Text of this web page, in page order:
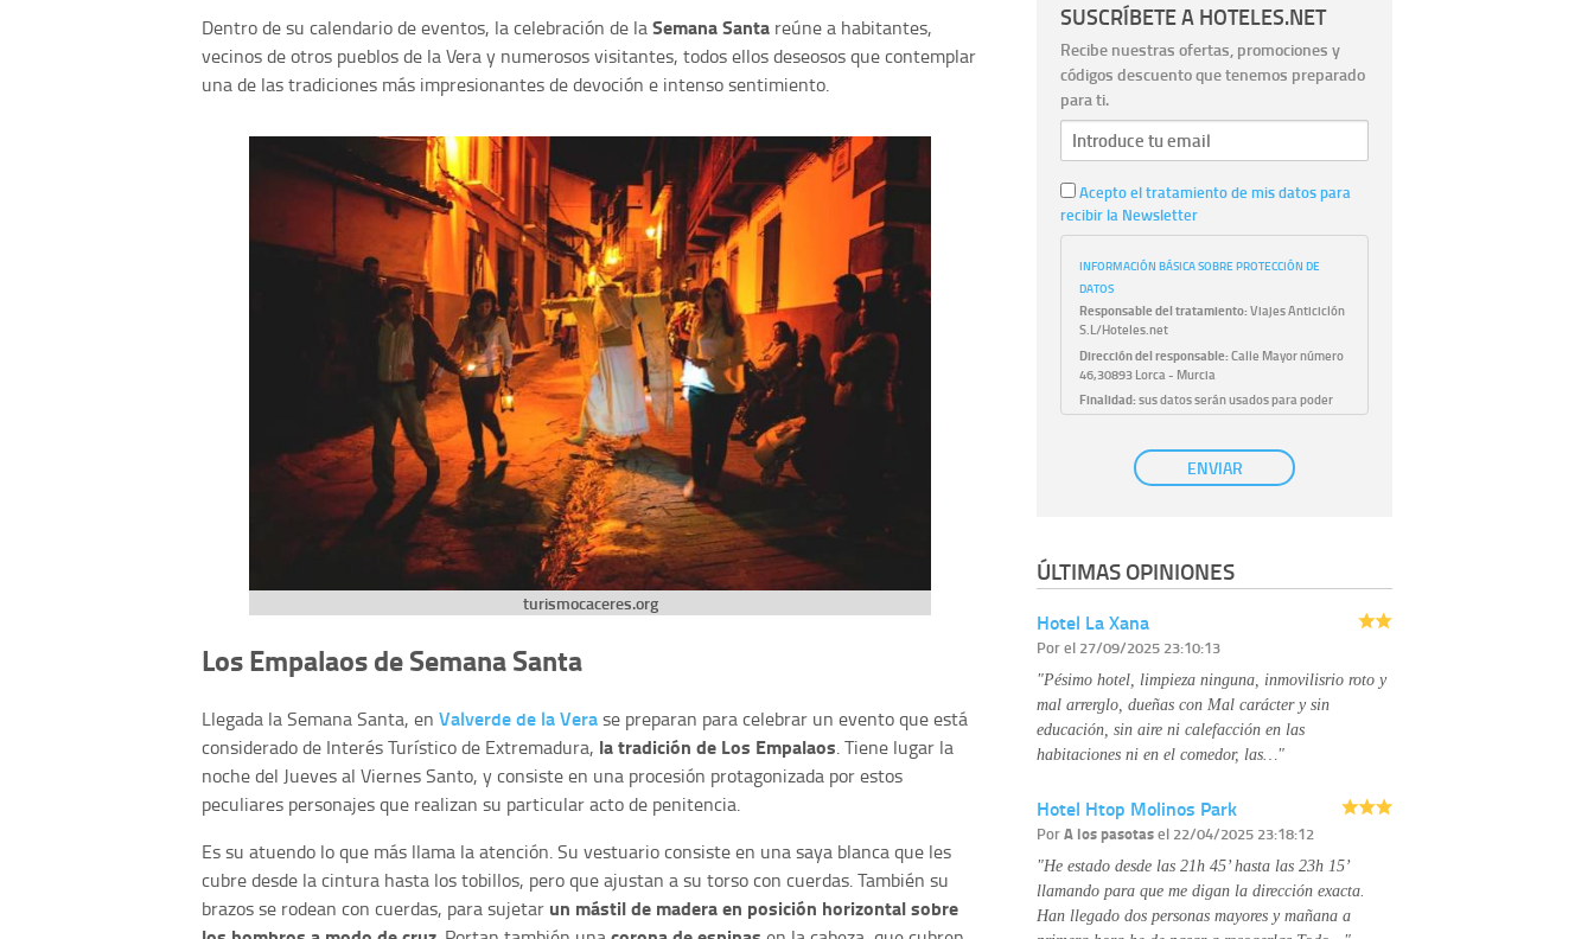
Dentro de su calendario de eventos, la celebración de laSemana Santa reúne a habitantes,
vecinos de otros pueblos de la Vera y numerosos visitantes, todos ellos deseosos que contemplar
una de las tradiciones más impresionantes de devoción e intenso sentimiento.
turismocaceres.org
Los Empalaos de Semana Santa
Llegada la Semana Santa, en Valverde de la Verase preparan para celebrar un evento que está
considerado de Interés Turístico de Extremadura, la tradición de Los Empalaos. Tiene lugar la
noche del Jueves al Viernes Santo, y consiste en una procesión protagonizada por estos
peculiares personajes que realizan su particular acto de penitencia.
Es su atuendo lo que más llama la atención. Su vestuario consiste en una saya blanca que les
cubre desde la cintura hasta los tobillos, pero que ajustan a su torso con cuerdas. También su
brazos se rodean con cuerdas, para sujetar un mástil de madera en posición horizontal sobre
SUSCRÍBETE A HOTELES.NET
Recibe nuestras ofertas, promociones y
códigos descuento que tenemos preparado
para ti.
Acepto el tratamiento de mis datos para
recibir la Newsletter
INFORMACIÓN BÁSICA SOBRE PROTECCIÓN DE
DATOS
Responsable del tratamiento:Viajes Anticiclón
S.L/Hoteles.net
Dirección del responsable:Calle Mayor número
46,30893 Lorca - Murcia
Finalidad:sus datos serán usados para poder
atender sus solicitudes y prestarle nuestros
Publicidad: solo le enviaremos publicidad con su
autorización previa, que podrá facilitarnos
con su consentimiento previo, que podrá
facilitarnos mediante la casilla correspondiente
Destinatarios:
personal de nuestra entidad que esté
conocimiento de la información que le pedimos.
No se comunicarán datos a terceros.
Derechos: tiene derecho a saber qué
información tenemos sobre usted, corregirla y
eliminarla, tal y como se explica en la
página web.
Información complementaria:Puede consultar
tratamos sus datos en lapolítica de privacidad
ENVIAR
ÚLTIMAS OPINIONES
Hotel La Xana
Porel 27/09/2025 23:10:13
"Pésimo hotel, limpieza ninguna, inmovilisrio roto y
mal arrerglo, dueñas con Mal carácter y sin
educación, sin aire ni calefacción en las
habitaciones ni en el comedor, las…"
Hotel Htop Molinos Park
PorA los pasotasel 22/04/2025 23:18:12
"He estado desde las 21h 45’ hasta las 23h 15’
llamando para que me digan la dirección exacta.
Han llegado dos personas mayores y mañana a